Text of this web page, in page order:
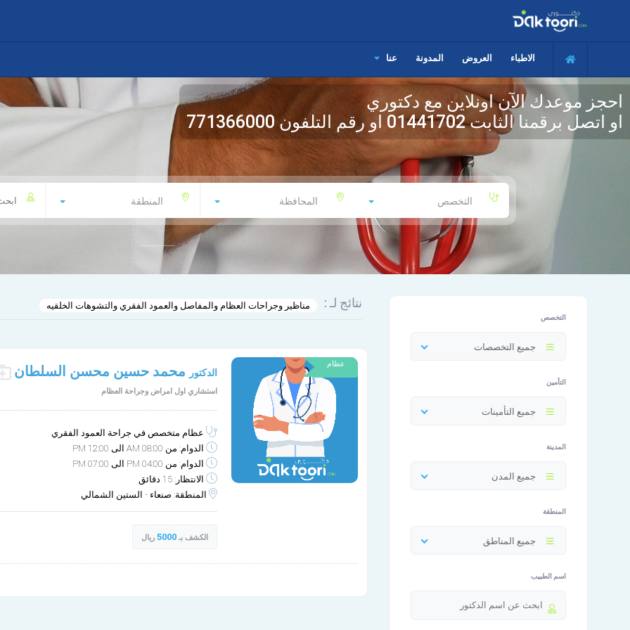
الاطباء العروض المدونة عنا
التخصص المحافظة المنطقة
احجز موعدك الآن اونلاين مع دكتوري
771366000
او اتصل برقمنا الثابت01441702 او رقم التلفون
التخصص
جميع التخصصات
التأمين
جميع التأمينات
المدينة
جميع المدن
المنطقة
جميع المناطق
اسم الطبيب
نتائج لـ : مناظير وجراحات العظام والمفاصل والعمود الفقري والتشوهات الخلقيه
عظام
الدكتور محمد حسين محسن السلطان
استشاري اول امراض وجراحة العظام
عظام متخصص في جراحة العمود الفقري
الدوام: من 08:00 AM الى 12:00 PM
الدوام: من 04:00 PM الى 07:00 PM
الانتظار: 15 دقائق
المنطقة: صنعاء - الستين الشمالي
الكشف بـ 5000ريال
الأربعاء
9-30
غير متوفر